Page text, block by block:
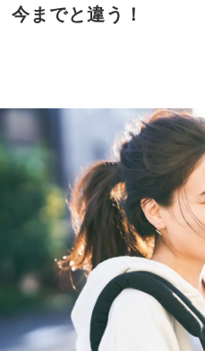
今までと違う！